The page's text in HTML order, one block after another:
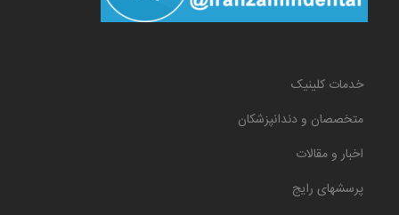
خدمات کلینیک
متخصصان و دندانپزشکان
اخبار و مقالات
پرسشهای رایج